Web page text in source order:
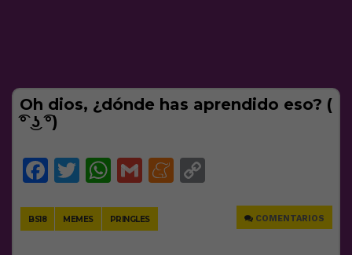
Oh dios, ¿dónde has aprendido eso? (
͡° ͜ʖ ͡°)
Facebook
Twitter
WhatsApp
GmailMeneame
BS18 MEMES PRINGLES COMENTARIOS